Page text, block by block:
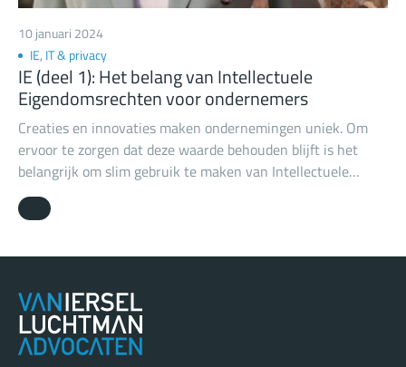
10 januari 2024
IE, IT & privacy
IE (deel 1): Het belang van Intellectuele
Eigendomsrechten voor ondernemers
Creaties en innovaties maken ondernemingen uniek. Om
ervoor te zorgen dat deze waarde behouden blijft is het
belangrijk om slim gebruik te maken van Intellectuele
Eigendomsrechten (IE of in het Engels IP). In onze IE-
blogreeks besteden wij aandacht aan de belangrijkste zaken
tips en tricks om er slim mee om te gaan.